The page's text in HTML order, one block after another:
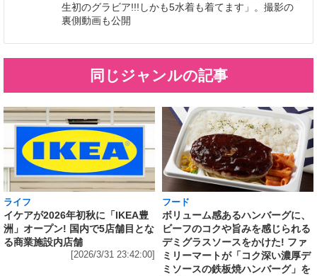
生初のグラビア!!!しかも5水着も着てます」。撮影の
裏側動画も公開
同じジャンルの記事
ライフ
イケアが2026年初秋に「IKEA豊
洲」オープン! 国内で5店舗目とな
る商業施設内店舗
[2026/3/31 23:42:00]
フード
ボリューム感あるハンバーグに、
ビーフのコクや旨みを感じられる
デミグラスソースをかけた! ファ
ミリーマートが「コク深い濃厚デ
ミソースの鉄板焼ハンバーグ」を